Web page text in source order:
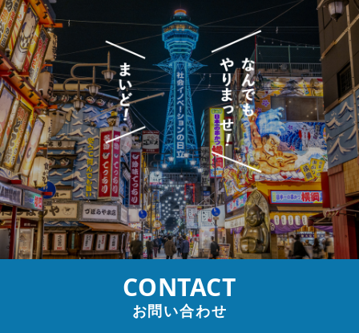
CONTACT
お問い合わせ